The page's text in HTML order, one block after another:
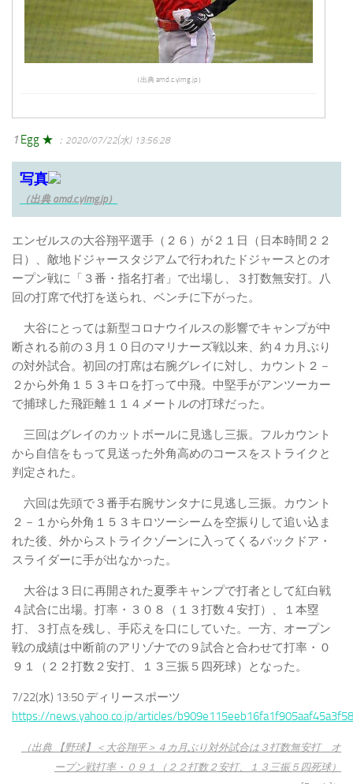
（出典 amd.c.yimg.jp）
1 Egg ★ ：2020/07/22(水) 13:56:28
写真
（出典 amd.c.yimg.jp）
エンゼルスの大谷翔平選手（２６）が２１日（日本時間２２
日）、敵地ドジャースタジアムで行われたドジャースとのオ
ープン戦に「３番・指名打者」で出場し、３打数無安打。八
回の打席で代打を送られ、ベンチに下がった。
大谷にとっては新型コロナウイルスの影響でキャンプが中
断される前の３月１０日のマリナーズ戦以来、約４カ月ぶり
の対外試合。初回の打席は右腕グレイに対し、カウント２－
２から外角１５３キロを打って中飛。中堅手がアンツーカー
で捕球した飛距離１１４メートルの打球だった。
三回はグレイのカットボールに見逃し三振。フルカウント
から自信をもって見送った外角高めのコースをストライクと
判定された。
六回は先頭で３番手右腕サンタナに見逃し三振。カウント
２－１から外角１５３キロツーシームを空振りして追い込ま
れた後、外からストライクゾーンに入ってくるバックドア・
スライダーに手が出なかった。
大谷は３日に再開された夏季キャンプで打者として紅白戦
４試合に出場。打率・３０８（１３打数４安打）、１本塁
打、３打点を残し、手応えを口にしていた。一方、オープン
戦の成績は中断前のアリゾナでの９試合と合わせて打率・０
９１（２２打数２安打、１３三振５四死球）となった。
7/22(水) 13:50 ディリースポーツ
https://news.yahoo.co.jp/articles/
（出典 【野球】＜大谷翔平＞４カ月ぶり対外試合は３打数無安打 オ
ープン戦打率・０９１（２２打数２安打、１３三振５四死球）